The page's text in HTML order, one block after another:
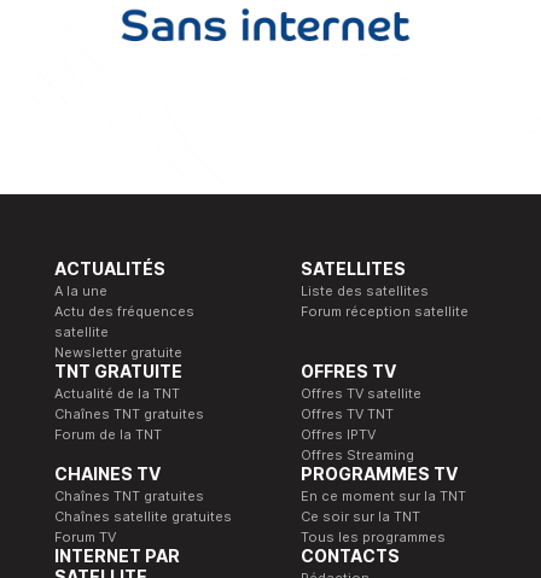
ACTUALITÉS
A la une
Actu des fréquences
satellite
Newsletter gratuite
SATELLITES
Liste des satellites
Forum réception satellite
TNT GRATUITE
Actualité de la TNT
Chaînes TNT gratuites
Forum de la TNT
OFFRES TV
Offres TV satellite
Offres TV TNT
Offres IPTV
Offres Streaming
CHAINES TV
Chaînes TNT gratuites
Chaînes satellite gratuites
Forum TV
PROGRAMMES TV
En ce moment sur la TNT
Ce soir sur la TNT
Tous les programmes
INTERNET PAR
CONTACTS